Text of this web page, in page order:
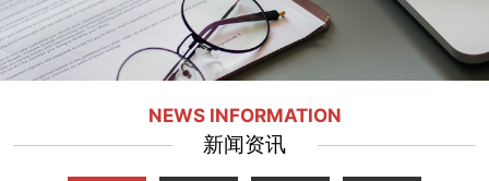
NEWS INFORMATION
新闻资讯